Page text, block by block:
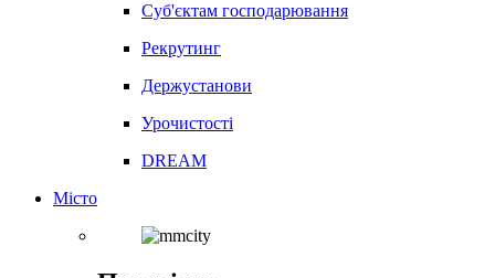
Суб'єктам господарювання
Рекрутинг
Держустанови
Урочистості
DREAM
Місто